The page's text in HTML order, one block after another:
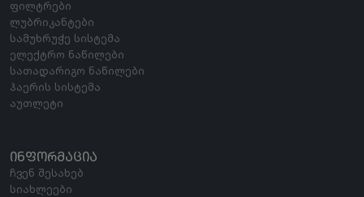
ფილტრები
ლუბრიკანტები
სამუხრუჭე სისტემა
ელექტრო ნაწილები
სათადარიგო ნაწილები
ჰაერის სისტემა
აუთლეტი
ᲘᲜᲤᲝᲠᲛᲐᲪᲘᲐ
ჩვენ შესახებ
სიახლეები